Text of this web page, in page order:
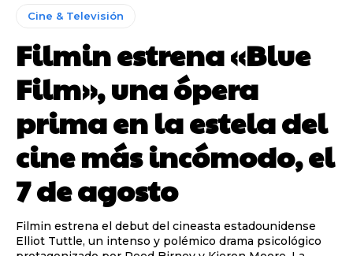
Cine & Televisión
Filmin estrena «Blue
Film», una ópera
prima en la estela del
cine más incómodo, el
7 de agosto
Filmin estrena el debut del cineasta estadounidense
Elliot Tuttle, un intenso y polémico drama psicológico